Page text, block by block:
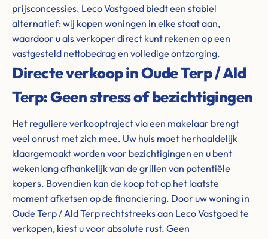
prijsconcessies. Leco Vastgoed biedt een stabiel
alternatief: wij kopen woningen in elke staat aan,
waardoor u als verkoper direct kunt rekenen op een
vastgesteld nettobedrag en volledige ontzorging.
Directe verkoop in Oude Terp / Ald
Terp: Geen stress of bezichtigingen
Het reguliere verkooptraject via een makelaar brengt
veel onrust met zich mee. Uw huis moet herhaaldelijk
klaargemaakt worden voor bezichtigingen en u bent
wekenlang afhankelijk van de grillen van potentiële
kopers. Bovendien kan de koop tot op het laatste
moment afketsen op de financiering. Door uw woning in
Oude Terp / Ald Terp rechtstreeks aan Leco Vastgoed te
verkopen, kiest u voor absolute rust. Geen